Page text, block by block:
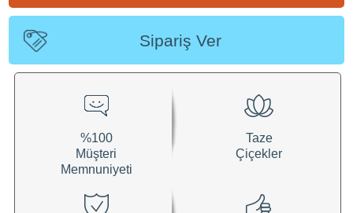
Sipariş Ver
%100
Müşteri
Memnuniyeti
Taze
Çiçekler